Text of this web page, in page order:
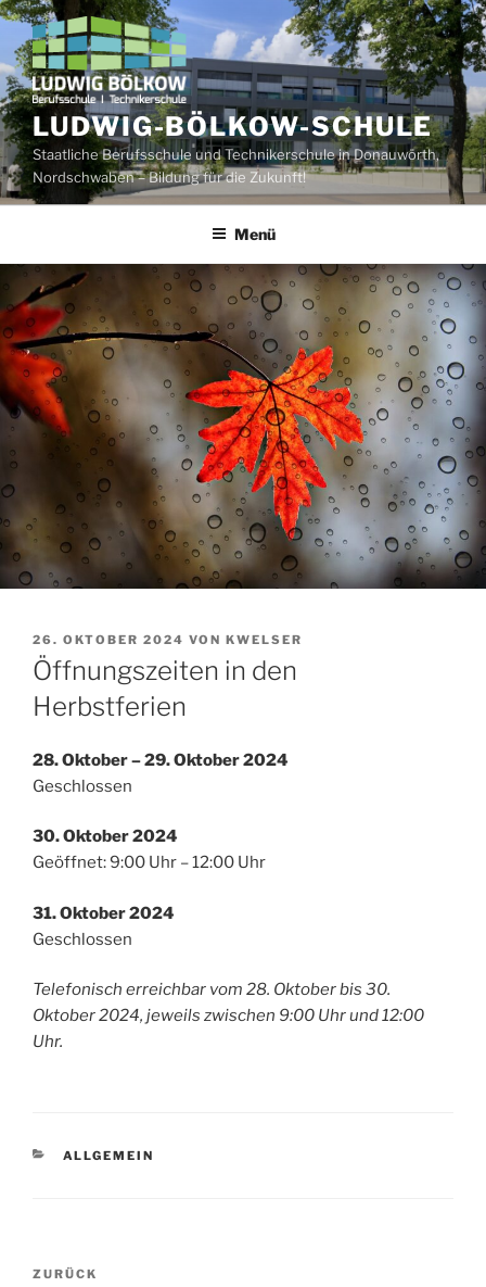
Zum
Inhalt
springen
LUDWIG-BÖLKOW-SCHULE
Staatliche Berufsschule und Technikerschule in Donauwörth,
Nordschwaben – Bildung für die Zukunft!
Menü
VERÖFFENTLICHT
AM
26. OKTOBER 2024 VON KWELSER
Öffnungszeiten in den
Herbstferien
28. Oktober – 29. Oktober 2024
Geschlossen
30. Oktober 2024
Geöffnet: 9:00 Uhr – 12:00 Uhr
31. Oktober 2024
Geschlossen
Telefonisch erreichbar vom 28. Oktober bis 30.
Oktober 2024, jeweils zwischen 9:00 Uhr und 12:00
Uhr.
KATEGORIEN
ALLGEMEIN
Beitragsnavigation
Vorheriger
ZURÜCK